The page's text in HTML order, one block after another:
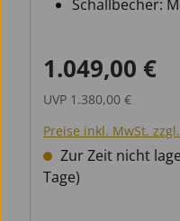
Schallbecher:
Verkaufspreis:
1.049,00 €
UVP 1.380,00 €
Preise inkl. MwSt.
Zur Zeit nicht
Tage)